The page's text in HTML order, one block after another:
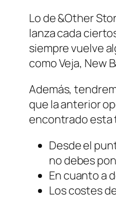
Lo de &Other
lanza cada
siempre vuelve
como Veja, New
Además,
que la anterior
encontrado esta
Desde el
no debes
En cuanto a
Los costes